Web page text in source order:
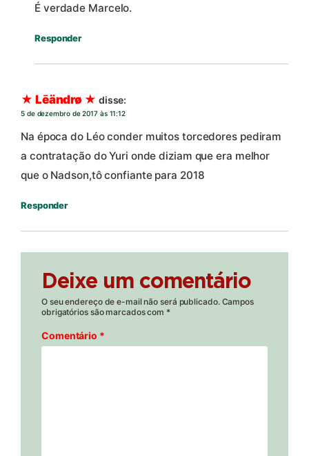
É verdade Marcelo.
Responder
★ Lēändrø ★ disse:
5 de dezembro de 2017 às 11:12
Na época do Léo conder muitos torcedores pediram
a contratação do Yuri onde diziam que era melhor
que o Nadson,tô confiante para 2018
Responder
Deixe um comentário
O seu endereço de e-mail não será publicado. Campos
obrigatórios são marcados com *
Comentário *